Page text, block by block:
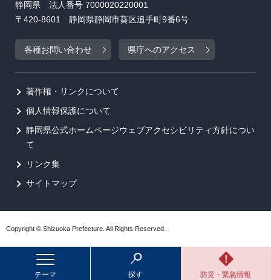
テーマ 探す 防災・緊急情報
静岡県 法人番号 7000020220001
〒420-8601 静岡県静岡市葵区追手町9番6号
各種お問い合わせ 県庁へのアクセス
著作権・リンクについて
個人情報保護について
静岡県公式ホームページウェブアクセシビリティ方針につい
て
リンク集
サイトマップ
Copyright © Shizuoka Prefecture. All Rights Reserved.